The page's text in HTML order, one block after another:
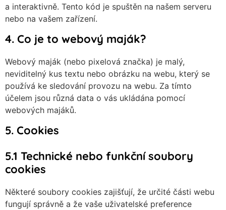
a interaktivně. Tento kód je spuštěn na našem serveru
nebo na vašem zařízení.
4. Co je to webový maják?
Webový maják (nebo pixelová značka) je malý,
neviditelný kus textu nebo obrázku na webu, který se
používá ke sledování provozu na webu. Za tímto
účelem jsou různá data o vás ukládána pomocí
webových majáků.
5. Cookies
5.1 Technické nebo funkční soubory
cookies
Některé soubory cookies zajišťují, že určité části webu
fungují správně a že vaše uživatelské preference